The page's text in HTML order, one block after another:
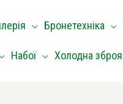
Бронетехніка
Набої Холодна зброя